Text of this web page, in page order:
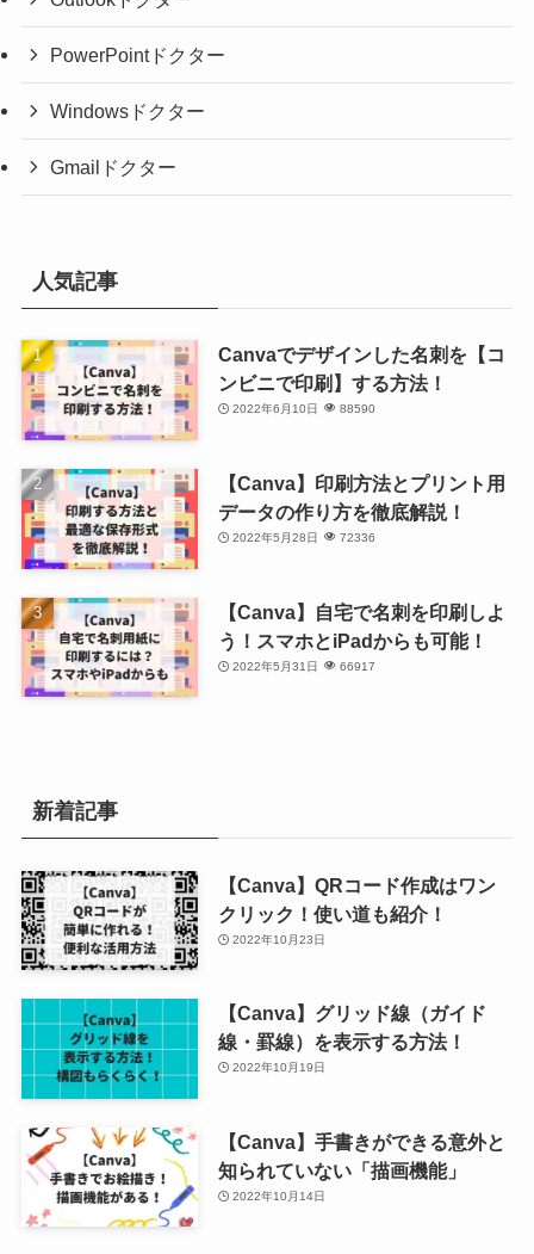
PowerPointドクター
Windowsドクター
Gmailドクター
人気記事
Canvaでデザインした名刺を【コ
ンビニで印刷】する方法！
2022年6月10日 88590
【Canva】印刷方法とプリント用
データの作り方を徹底解説！
2022年5月28日 72336
【Canva】自宅で名刺を印刷しよ
う！スマホとiPadからも可能！
2022年5月31日 66917
新着記事
【Canva】QRコード作成はワン
クリック！使い道も紹介！
2022年10月23日
【Canva】グリッド線（ガイド
線・罫線）を表示する方法！
2022年10月19日
【Canva】手書きができる意外と
知られていない「描画機能」
2022年10月14日